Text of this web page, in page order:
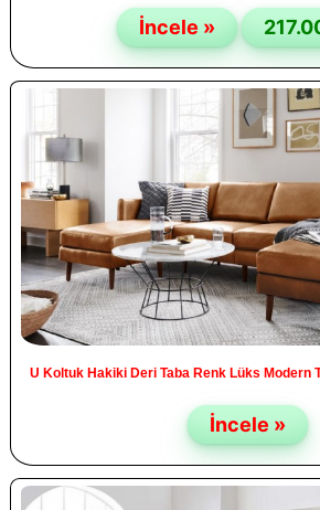
İncele »
U Koltuk Hakiki Deri Taba Renk Lüks Modern
İncele »